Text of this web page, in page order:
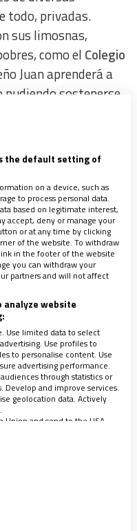
todo, privadas.
sus limosnas,
como el Colegio
Juan aprenderá a
sostenerse
el niño, como sus
para un
ayudar a misa
por las calles y
.
al de losjesuitas
tiempo que ayuda en
pacientes con
de la
conocerá a los
ambiente, en suma,
el poeta y el
vocación: no
hijo de san
Juan
toma el apellido
del Campo, Juan
the default setting of
on a device, such as
to process personal data.
based on legitimate interest,
accept, deny or manage your
or at any time by clicking
of the website. To withdraw
in the footer of the website
you can withdraw your
partners and will not affect
analyze website
Use limited data to select
Use profiles to
to personalise content. Use
advertising performance.
through statistics or
and improve services.
geolocation data. Actively
and send to the USA.
to this website/app.